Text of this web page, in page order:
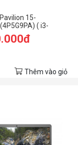
15-
( i3-
RAM/256GB
Win11/Bạc)
Thêm vào giỏ